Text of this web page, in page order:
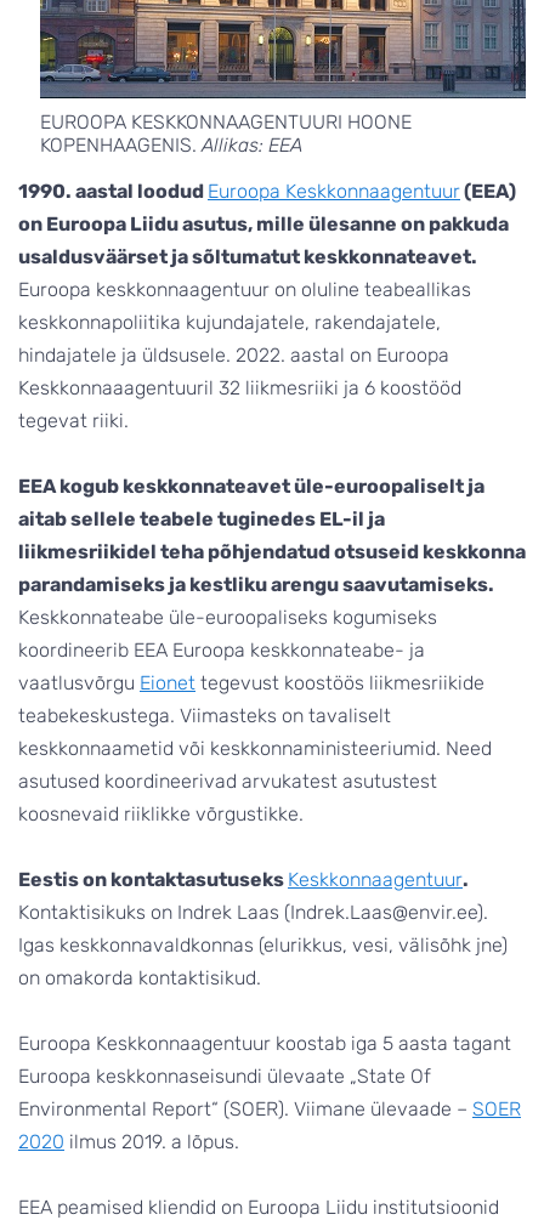
EUROOPA KESKKONNAAGENTUURI HOONE
KOPENHAAGENIS.Allikas: EEA
1990. aastal loodud Euroopa Keskkonnaagentuur(EEA)
on Euroopa Liidu asutus, mille ülesanne on pakkuda
usaldusväärset ja sõltumatut keskkonnateavet.
Euroopa keskkonnaagentuur on oluline teabeallikas
keskkonnapoliitika kujundajatele, rakendajatele,
hindajatele ja üldsusele. 2022. aastal on Euroopa
Keskkonnaaagentuuril 32 liikmesriiki ja 6 koostööd
tegevat riiki.
EEA kogub keskkonnateavet üle-euroopaliselt ja
aitab sellele teabele tuginedes EL-il ja
liikmesriikidel teha põhjendatud otsuseid keskkonna
parandamiseks ja kestliku arengu saavutamiseks.
Keskkonnateabe üle-euroopaliseks kogumiseks
koordineerib EEA Euroopa keskkonnateabe- ja
vaatlusvõrgu Eionet tegevust koostöös liikmesriikide
teabekeskustega. Viimasteks on tavaliselt
keskkonnaametid või keskkonnaministeeriumid. Need
asutused koordineerivad arvukatest asutustest
koosnevaid riiklikke võrgustikke.
Eestis on kontaktasutuseks Keskkonnaagentuur.
Kontaktisikuks on Indrek Laas (Indrek.Laas@envir.ee).
Igas keskkonnavaldkonnas (elurikkus, vesi, välisõhk jne)
on omakorda kontaktisikud.
Euroopa Keskkonnaagentuur koostab iga 5 aasta tagant
Euroopa keskkonnaseisundi ülevaate „State Of
Environmental Report“ (SOER). Viimane ülevaade – SOER
2020 ilmus 2019. a lõpus.
EEA peamised kliendid on Euroopa Liidu institutsioonid